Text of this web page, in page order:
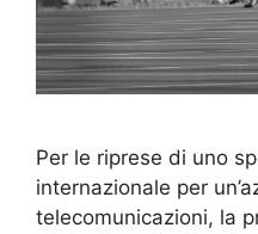
Per le riprese di uno
internazionale per
telecomunicazioni, la